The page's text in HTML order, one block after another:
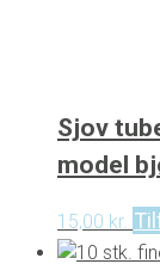
Sjov
model
15,00 kr.